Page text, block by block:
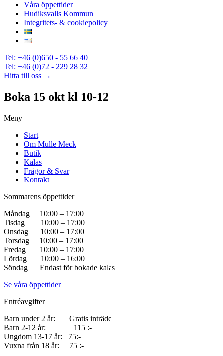
Våra öppettider
Hudiksvalls Kommun
Integritets- & cookiepolicy
Tel: +46 (0)650 - 55 66 40
Tel: +46 (0)72 - 229 28 32
Hitta till oss →
Boka 15 okt kl 10-12
Meny
Start
Om Mulle Meck
Butik
Kalas
Frågor & Svar
Kontakt
Sommarens öppettider
Måndag 10:00 – 17:00
Tisdag 10:00 – 17:00
Onsdag 10:00 – 17:00
Torsdag 10:00 – 17:00
Fredag 10:00 – 17:00
Lördag 10:00 – 16:00
Söndag Endast för bokade kalas
Se våra öppettider
Entréavgifter
Barn under 2 år: Gratis inträde
Barn 2-12 år: 115 :-
Ungdom 13-17 år: 75:-
Vuxna från 18 år: 75 :-